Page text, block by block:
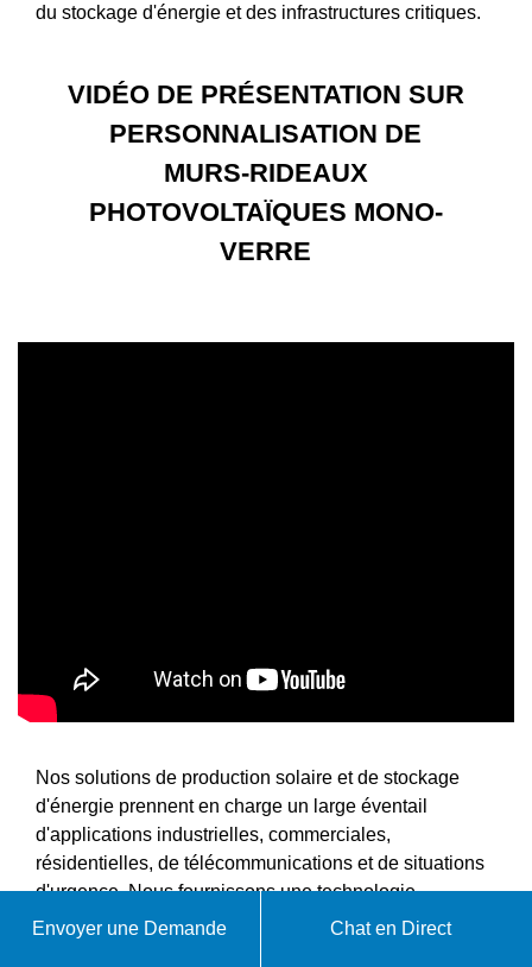
du stockage d'énergie et des infrastructures critiques.
VIDÉO DE PRÉSENTATION SUR
PERSONNALISATION DE
MURS-RIDEAUX
PHOTOVOLTAÏQUES MONO-
VERRE
Nos solutions de production solaire et de stockage
d'énergie prennent en charge un large éventail
d'applications industrielles, commerciales,
résidentielles, de télécommunications et de situations
d'urgence. Nous fournissons une technologie
photovoltaïque avancée qui offre une alimentation
Envoyer une Demande Chat en Direct